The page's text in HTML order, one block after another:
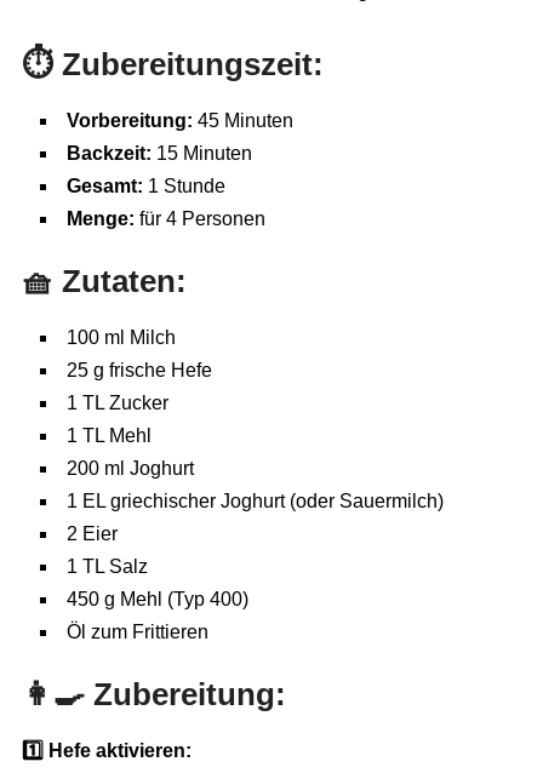
⏱ Zubereitungszeit:
Vorbereitung: 45 Minuten
Backzeit: 15 Minuten
Gesamt: 1 Stunde
Menge: für 4 Personen
🧺 Zutaten:
100 ml Milch
25 g frische Hefe
1 TL Zucker
1 TL Mehl
200 ml Joghurt
1 EL griechischer Joghurt (oder Sauermilch)
2 Eier
1 TL Salz
450 g Mehl (Typ 400)
Öl zum Frittieren
👩‍🍳 Zubereitung:
1️⃣ Hefe aktivieren: